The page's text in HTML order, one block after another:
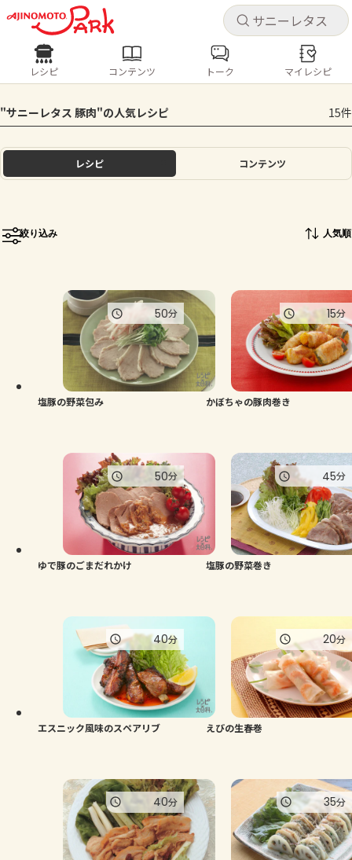
キャ
ログインするとレシピを保存できます
ログイン
ホーム
トーク
よくあるお問い合わせ
お買い物
キャ
レシピ コンテンツ
人気の食材・レシピ
きゅうり なす トマト とうもろこし
ピーマン
レシピ コンテンツ トーク マイレシピ
"サニーレタス 豚肉"の人気レシピ 15件
レシピ コンテンツ
絞り込み 人気順
塩豚の野菜包み
50分
かぼちゃの豚肉巻き
15分
ゆで豚のごまだれかけ
50分
塩豚の野菜巻き
45分
エスニック風味のスペアリブ
40分
えびの生春巻
20分
40分 35分